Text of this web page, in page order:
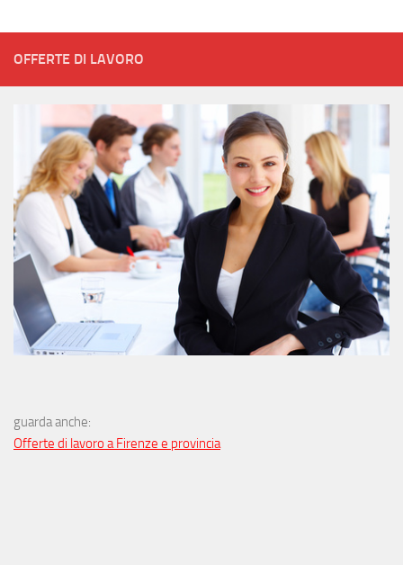
OFFERTE DI LAVORO
guarda anche:
Offerte di lavoro a Firenze e provincia